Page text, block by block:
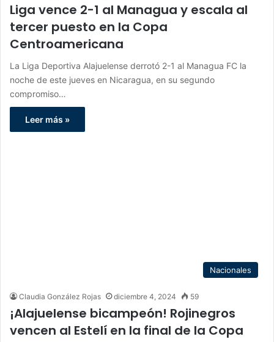
Liga vence 2-1 al Managua y escala al
tercer puesto en la Copa
Centroamericana
La Liga Deportiva Alajuelense derrotó 2-1 al Managua FC la
noche de este jueves en Nicaragua, en su segundo
compromiso…
Leer más »
Nacionales
Claudia González Rojas diciembre 4, 2024 59
¡Alajuelense bicampeón! Rojinegros
vencen al Estelí en la final de la Copa